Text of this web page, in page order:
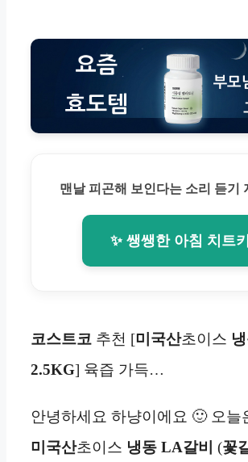
맨날 피곤해 보인다는 소리 듣기
✨ 쌩쌩한 아침 치트키
코스트코 추천 [미국산초이스
2.5KG] 육즙 가득…
안녕하세요 하냥이에요 🙂 오늘
미국산초이스 냉동 LA갈비 (꽃